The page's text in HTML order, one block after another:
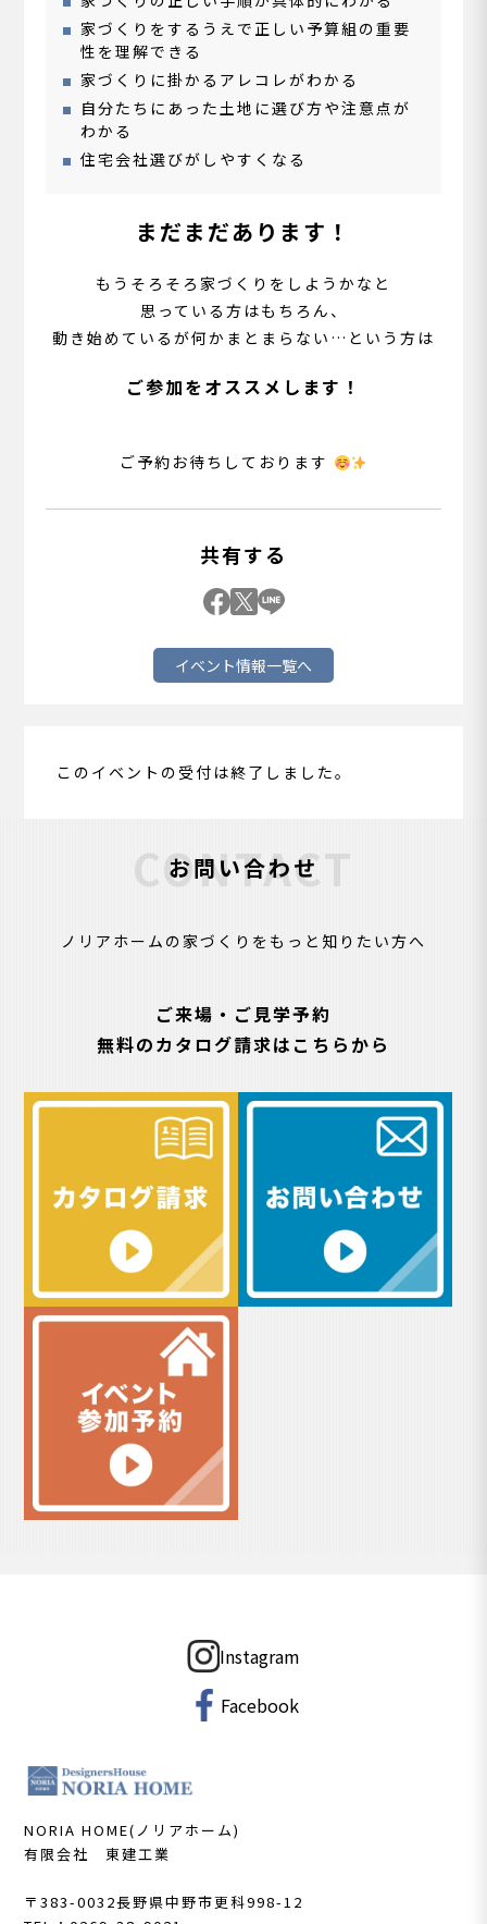
家づくりをするうえで正しい予算組の重要
性を理解できる
家づくりに掛かるアレコレがわかる
自分たちにあった土地に選び方や注意点が
わかる
住宅会社選びがしやすくなる
まだまだあります！
もうそろそろ家づくりをしようかなと
思っている方はもちろん、
動き始めているが何かまとまらない…という方は
ご参加をオススメします！
ご予約お待ちしております
共有する
イベント情報一覧へ
このイベントの受付は終了しました。
お問い合わせ
CONTACT
ノリアホームの家づくりをもっと知りたい方へ
ご来場・ご見学予約
無料のカタログ請求はこちらから
Instagram
Facebook
NORIA HOME(ノリアホーム)
有限会社 東建工業
〒383-0032長野県中野市更科998-12